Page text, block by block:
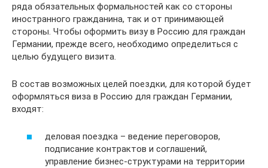
ряда обязательных формальностей как со стороны
иностранного гражданина, так и от принимающей
стороны. Чтобы оформить визу в Россию для граждан
Германии, прежде всего, необходимо определиться с
целью будущего визита.
В состав возможных целей поездки, для которой будет
оформляться виза в Россию для граждан Германии,
входят:
деловая поездка – ведение переговоров,
подписание контрактов и соглашений,
управление бизнес-структурами на территории